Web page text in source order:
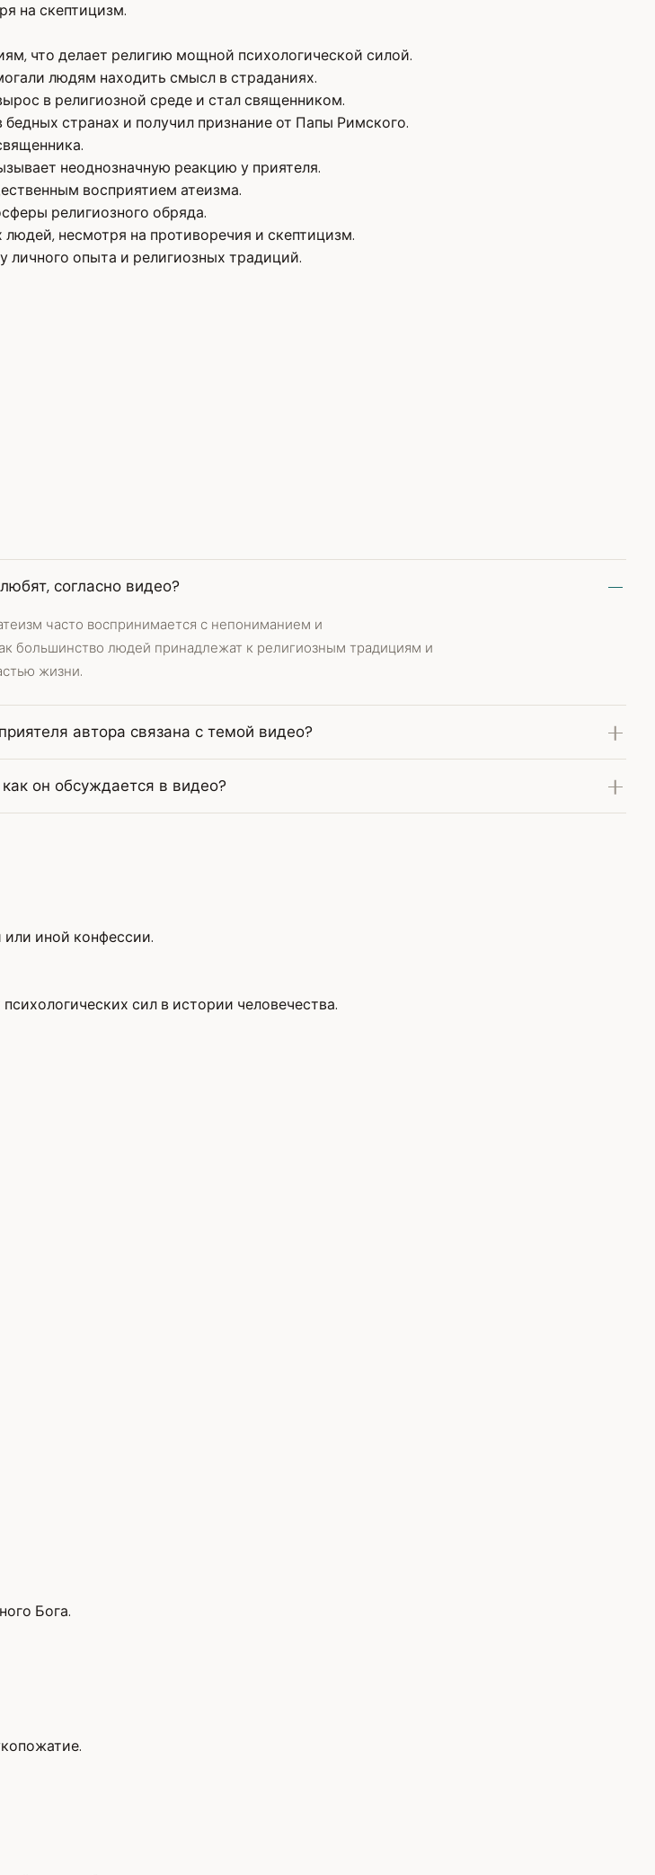
на скептицизм.
что делает религию мощной психологической силой.
людям находить смысл в страданиях.
в религиозной среде и стал священником.
странах и получил признание от Папы Римского.
неоднозначную реакцию у приятеля.
восприятием атеизма.
религиозного обряда.
несмотря на противоречия и скептицизм.
личного опыта и религиозных традиций.
согласно видео?
часто воспринимается с непониманием и
большинство людей принадлежат к религиозным традициям и
жизни.
автора связана с темой видео?
он обсуждается в видео?
или иной конфессии.
сил в истории человечества.
Бога.